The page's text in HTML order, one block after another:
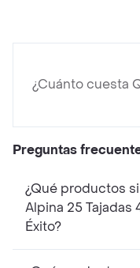
¿Cuánto cuesta
Preguntas
¿Qué productos
Alpina 25
Éxito?